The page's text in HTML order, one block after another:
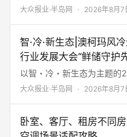
这场行业顶级盛会，汇聚了
多参评的明星产品中，澳柯
FT1凭借其硬核的节能科技
大众报业·半岛网 · 2026年8月7
智·冷·新生态|澳柯玛风
行业发展大会“鲜储守护
以智・冷・新生态为主题的
日在新疆乌鲁木齐隆重举办
能、智能储鲜、家用制冷升
前沿技术趋势与品质产品榜
大众报业·半岛网 · 2026年8月7
卧室、客厅、租房不同